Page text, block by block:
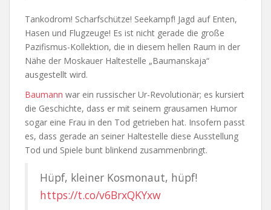
Tankodrom! Scharfschütze! Seekampf! Jagd auf Enten,
Hasen und Flugzeuge! Es ist nicht gerade die große
Pazifismus-Kollektion, die in diesem hellen Raum in der
Nähe der Moskauer Haltestelle „Baumanskaja“
ausgestellt wird.
Baumann war ein russischer Ur-Revolutionär; es kursiert
die Geschichte, dass er mit seinem grausamen Humor
sogar eine Frau in den Tod getrieben hat. Insofern passt
es, dass gerade an seiner Haltestelle diese Ausstellung
Tod und Spiele bunt blinkend zusammenbringt.
Hüpf, kleiner Kosmonaut, hüpf!
https://t.co/v6BrxQKYxw